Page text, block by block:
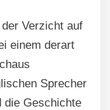
Verzicht auf
einem derart
Sprecher
die Geschichte